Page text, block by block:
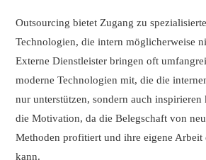
Outsourcing bietet Zugang zu
Technologien, die intern möglicherweise
Externe Dienstleister bringen oft
moderne Technologien mit, die die
nur unterstützen, sondern auch
die Motivation, da die Belegschaft von
Methoden profitiert und ihre eigene Arbeit
kann.